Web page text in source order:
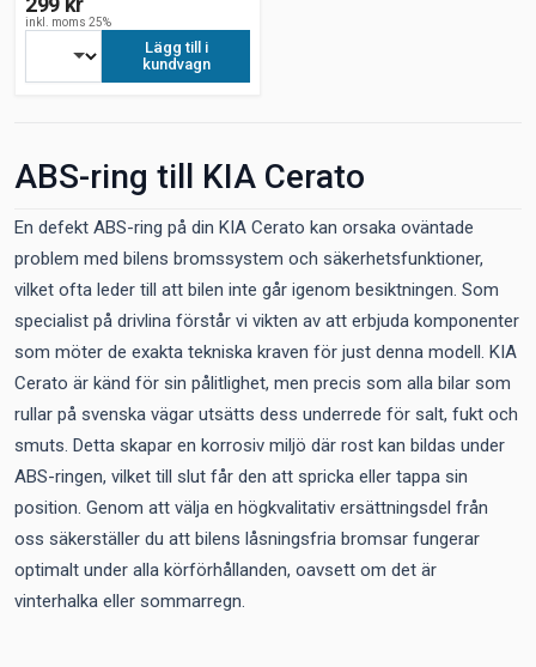
inkl. moms 25%
Lägg till i
kundvagn
ABS-ring till KIA Cerato
En defekt ABS-ring på din KIA Cerato kan orsaka oväntade
problem med bilens bromssystem och säkerhetsfunktioner,
vilket ofta leder till att bilen inte går igenom besiktningen. Som
specialist på drivlina förstår vi vikten av att erbjuda komponenter
som möter de exakta tekniska kraven för just denna modell. KIA
Cerato är känd för sin pålitlighet, men precis som alla bilar som
rullar på svenska vägar utsätts dess underrede för salt, fukt och
smuts. Detta skapar en korrosiv miljö där rost kan bildas under
ABS-ringen, vilket till slut får den att spricka eller tappa sin
position. Genom att välja en högkvalitativ ersättningsdel från
oss säkerställer du att bilens låsningsfria bromsar fungerar
optimalt under alla körförhållanden, oavsett om det är
vinterhalka eller sommarregn.